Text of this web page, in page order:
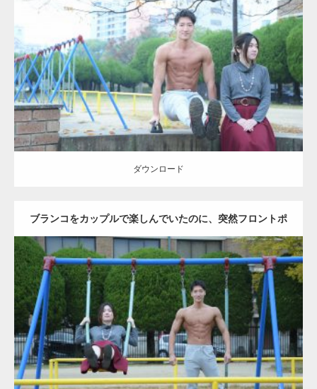
Update:2021.07.6
Category:公園のマッチョ その他 AKIHITO(細マッチョ) 腹筋
ダウンロード
ダウンロード
ブランコをカップルで楽しんでいたのに、突然フロントポ
ーズをするマッチョ
Update: 2021.07.6
Category:公園のマッチョ その他 AKIHITO(細マッチョ) 腹筋 大胸筋
ダウンロード